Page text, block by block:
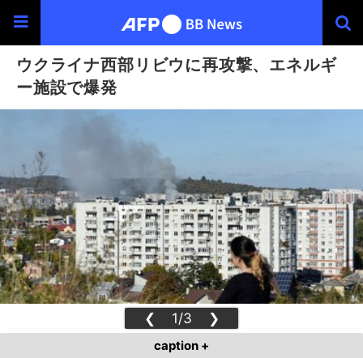
ウクライナ西部リビウに再攻撃、エネルギ
ー施設で爆発
❮ 1/3 ❯
caption +